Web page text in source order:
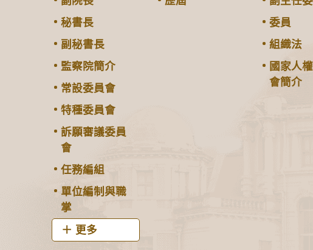
秘書長
副秘書長
監察院簡介
常設委員會
特種委員會
訴願審議委員
會
任務編組
單位編制與職
掌
更多
委員
組織法
國家人
會簡介